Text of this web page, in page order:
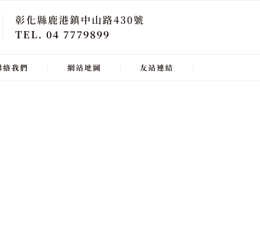
彰化縣鹿港鎮中山路430號
TEL. 04 7779899
絡我們 網站地圖 友站連結